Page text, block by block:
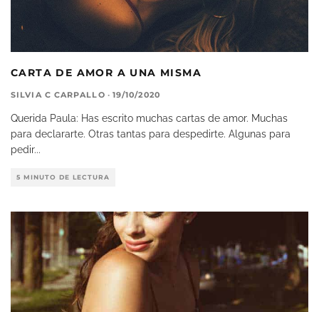
CARTA DE AMOR A UNA MISMA
SILVIA C CARPALLO · 19/10/2020
Querida Paula: Has escrito muchas cartas de amor. Muchas
para declararte. Otras tantas para despedirte. Algunas para
pedir...
5 MINUTO DE LECTURA